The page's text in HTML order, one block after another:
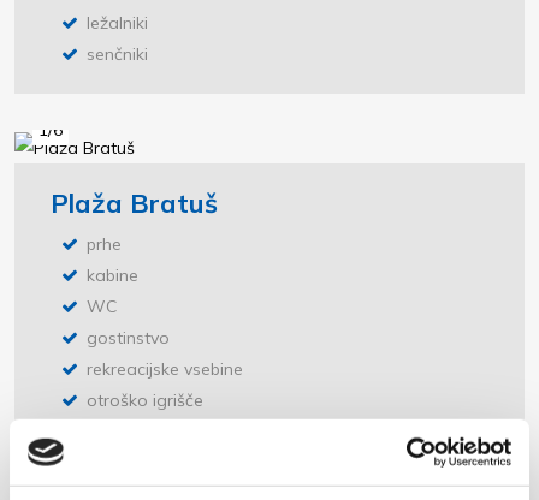
ležalniki
senčniki
1/6
Plaža Bratuš
prhe
kabine
WC
gostinstvo
rekreacijske vsebine
otroško igrišče
senčniki